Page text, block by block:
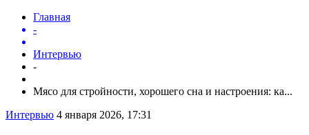
Главная
-
Интервью
-
Мясо для стройности, хорошего сна и настроения: ка...
Интервью 4 января 2026, 17:31